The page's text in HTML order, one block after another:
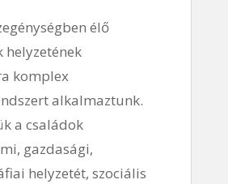
élő
helyzetének
komplex
alkalmaztunk.
a családok
gazdasági,
helyzetét, szociális